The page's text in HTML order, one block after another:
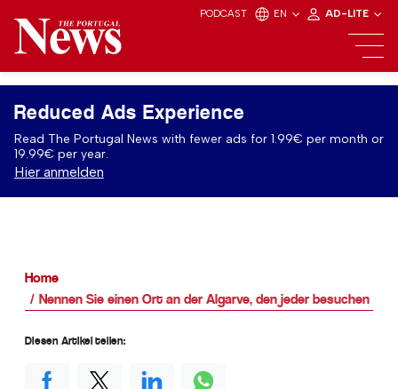
PODCAST EN AD-LITE
Reduced Ads Experience
Read The Portugal News with fewer ads for 1.99€ per month or
19.99€ per year.
Hier anmelden
Home
Nennen Sie einen Ort an der Algarve, den jeder besuchen
Diesen Artikel teilen: